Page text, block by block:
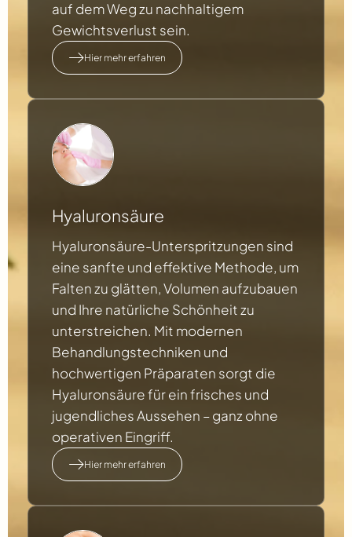
auf dem Weg zu nachhaltigem
Gewichtsverlust sein.
Hier mehr erfahren
Hyaluronsäure
Hyaluronsäure-Unterspritzungen sind
eine sanfte und effektive Methode, um
Falten zu glätten, Volumen aufzubauen
und Ihre natürliche Schönheit zu
unterstreichen. Mit modernen
Behandlungstechniken und
hochwertigen Präparaten sorgt die
Hyaluronsäure für ein frisches und
jugendliches Aussehen – ganz ohne
operativen Eingriff.
Hier mehr erfahren